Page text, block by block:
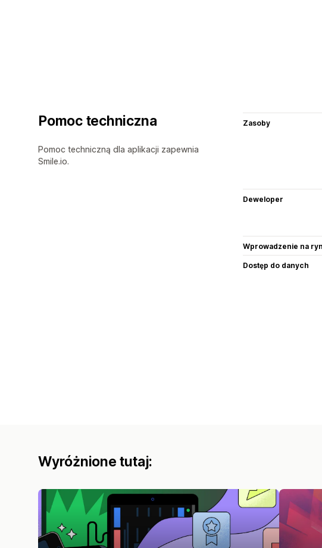
Pomoc techniczna
Pomoc techniczną dla aplikacji zapewnia
Smile.io.
Zasoby
Deweloper
Wprowadzenie na
Dostęp do danych
Wyróżnione tutaj: